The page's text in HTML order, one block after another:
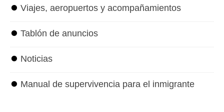
⏺ Viajes, aeropuertos y acompañamientos
⏺ Tablón de anuncios
⏺ Noticias
⏺ Manual de supervivencia para el inmigrante